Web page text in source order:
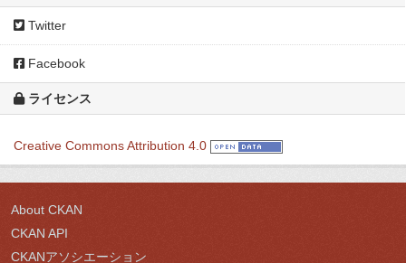
Twitter
Facebook
ライセンス
Creative Commons Attribution 4.0
About CKAN
CKAN API
CKANアソシエーション